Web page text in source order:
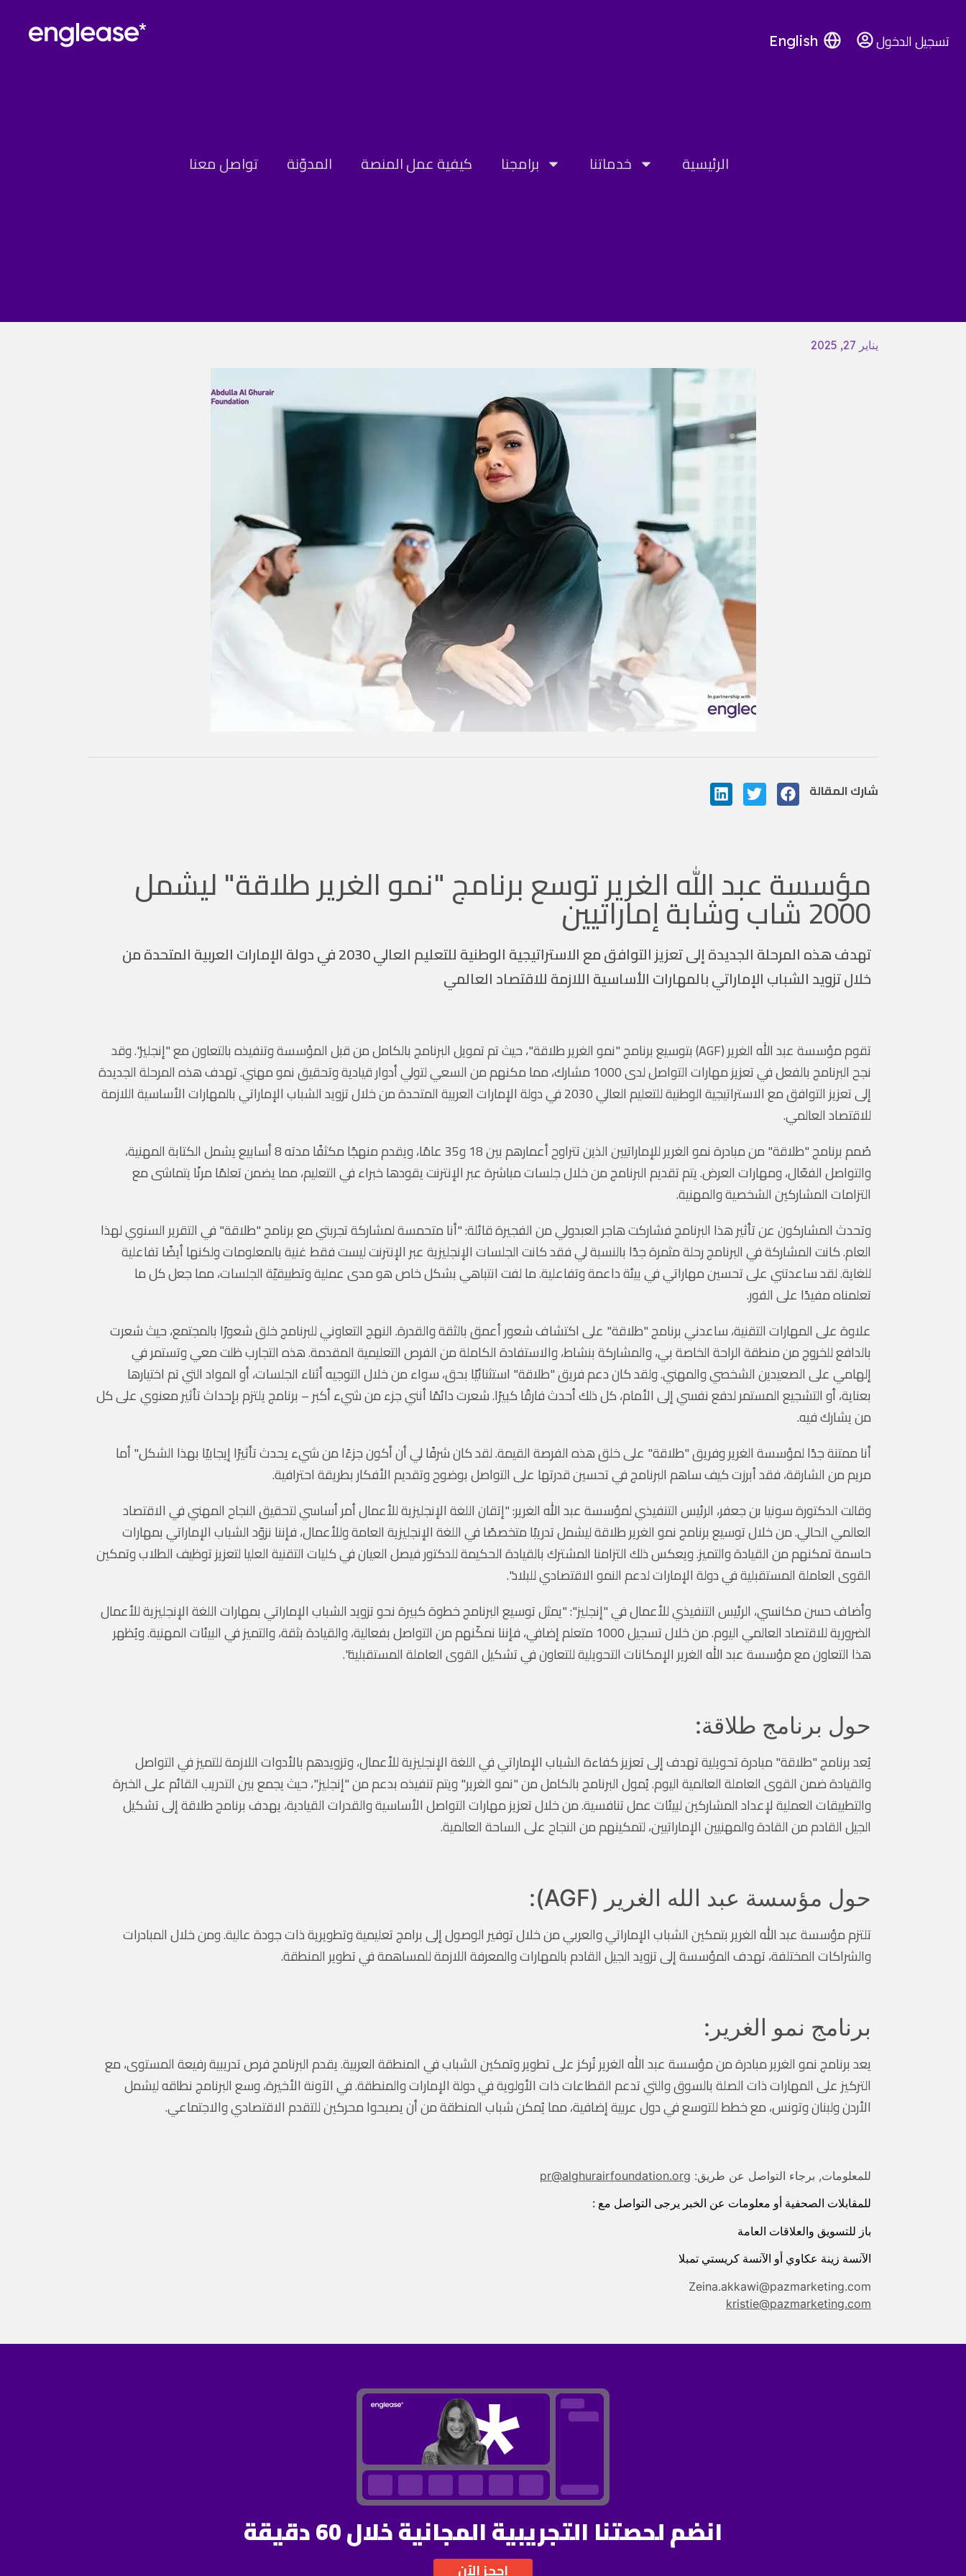
تواصل معنا المدوّنة كيفية عمل المنصة برامجنا خدماتنا الرئيسية
English تسجيل الدخول
يناير 27, 2025
شارك المقالة
مؤسسة عبد الله الغرير توسع برنامج "نمو الغرير طلاقة" ليشمل
2000 شاب وشابة إماراتيين
تهدف هذه المرحلة الجديدة إلى تعزيز التوافق مع الاستراتيجية الوطنية للتعليم العالي 2030 في دولة الإمارات العربية المتحدة من
خلال تزويد الشباب الإماراتي بالمهارات الأساسية اللازمة للاقتصاد العالمي
تقوم مؤسسة عبد الله الغرير (AGF) بتوسيع برنامج "نمو الغرير طلاقة"، حيث تم تمويل البرنامج بالكامل من قبل المؤسسة وتنفيذه بالتعاون مع "إنجليز". وقد
نجح البرنامج بالفعل في تعزيز مهارات التواصل لدى 1000 مشارك، مما مكنهم من السعي لتولي أدوار قيادية وتحقيق نمو مهني. تهدف هذه المرحلة الجديدة
إلى تعزيز التوافق مع الاستراتيجية الوطنية للتعليم العالي 2030 في دولة الإمارات العربية المتحدة من خلال تزويد الشباب الإماراتي بالمهارات الأساسية اللازمة
للاقتصاد العالمي.
صُمم برنامج "طلاقة" من مبادرة نمو الغرير للإماراتيين الذين تتراوح أعمارهم بين 18 و35 عامًا، ويقدم منهجًا مكثفًا مدته 8 أسابيع يشمل الكتابة المهنية،
والتواصل الفعّال، ومهارات العرض. يتم تقديم البرنامج من خلال جلسات مباشرة عبر الإنترنت يقودها خبراء في التعليم، مما يضمن تعلمًا مرنًا يتماشى مع
التزامات المشاركين الشخصية والمهنية.
وتحدث المشاركون عن تأثير هذا البرنامج فشاركت هاجر العبدولي من الفجيرة قائلة: "أنا متحمسة لمشاركة تجربتي مع برنامج "طلاقة" في التقرير السنوي لهذا
العام. كانت المشاركة في البرنامج رحلة مثمرة جدًا بالنسبة لي فقد كانت الجلسات الإنجليزية عبر الإنترنت ليست فقط غنية بالمعلومات ولكنها أيضًا تفاعلية
للغاية. لقد ساعدتني على تحسين مهاراتي في بيئة داعمة وتفاعلية. ما لفت انتباهي بشكل خاص هو مدى عملية وتطبيقيّة الجلسات، مما جعل كل ما
تعلمناه مفيدًا على الفور.
علاوة على المهارات التقنية، ساعدني برنامج "طلاقة" على اكتشاف شعور أعمق بالثقة والقدرة. النهج التعاوني للبرنامج خلق شعورًا بالمجتمع، حيث شعرت
بالدافع للخروج من منطقة الراحة الخاصة بي، والمشاركة بنشاط، والاستفادة الكاملة من الفرص التعليمية المقدمة. هذه التجارب ظلت معي وتستمر في
إلهامي على الصعيدين الشخصي والمهني. ولقد كان دعم فريق "طلاقة" استثنائيًا بحق، سواء من خلال التوجيه أثناء الجلسات، أو المواد التي تم اختيارها
بعناية، أو التشجيع المستمر لدفع نفسي إلى الأمام، كل ذلك أحدث فارقًا كبيرًا. شعرت دائمًا أنني جزء من شيء أكبر – برنامج يلتزم بإحداث تأثير معنوي على كل
من يشارك فيه.
أنا ممتنة جدًا لمؤسسة الغرير وفريق "طلاقة" على خلق هذه الفرصة القيمة. لقد كان شرفًا لي أن أكون جزءًا من شيء يحدث تأثيرًا إيجابيًا بهذا الشكل." أما
مريم من الشارقة، فقد أبرزت كيف ساهم البرنامج في تحسين قدرتها على التواصل بوضوح وتقديم الأفكار بطريقة احترافية.
وقالت الدكتورة سونيا بن جعفر، الرئيس التنفيذي لمؤسسة عبد الله الغرير: "إتقان اللغة الإنجليزية للأعمال أمر أساسي لتحقيق النجاح المهني في الاقتصاد
العالمي الحالي. من خلال توسيع برنامج نمو الغرير طلاقة ليشمل تدريبًا متخصصًا في اللغة الإنجليزية العامة وللأعمال، فإننا نزوّد الشباب الإماراتي بمهارات
حاسمة تمكنهم من القيادة والتميز. ويعكس ذلك التزامنا المشترك بالقيادة الحكيمة للدكتور فيصل العيان في كليات التقنية العليا لتعزيز توظيف الطلاب وتمكين
القوى العاملة المستقبلية في دولة الإمارات لدعم النمو الاقتصادي للبلاد".
وأضاف حسن مكانسي، الرئيس التنفيذي للأعمال في "إنجليز": "يمثل توسيع البرنامج خطوة كبيرة نحو تزويد الشباب الإماراتي بمهارات اللغة الإنجليزية للأعمال
الضرورية للاقتصاد العالمي اليوم. من خلال تسجيل 1000 متعلم إضافي، فإننا نمكّنهم من التواصل بفعالية، والقيادة بثقة، والتميز في البيئات المهنية. ويُظهر
هذا التعاون مع مؤسسة عبد الله الغرير الإمكانات التحويلية للتعاون في تشكيل القوى العاملة المستقبلية".
حول برنامج طلاقة:
يُعد برنامج "طلاقة" مبادرة تحويلية تهدف إلى تعزيز كفاءة الشباب الإماراتي في اللغة الإنجليزية للأعمال، وتزويدهم بالأدوات اللازمة للتميز في التواصل
والقيادة ضمن القوى العاملة العالمية اليوم. يُمول البرنامج بالكامل من "نمو الغرير" ويتم تنفيذه بدعم من "إنجليز"، حيث يجمع بين التدريب القائم على الخبرة
والتطبيقات العملية لإعداد المشاركين لبيئات عمل تنافسية. من خلال تعزيز مهارات التواصل الأساسية والقدرات القيادية، يهدف برنامج طلاقة إلى تشكيل
الجيل القادم من القادة والمهنيين الإماراتيين، لتمكينهم من النجاح على الساحة العالمية.
حول مؤسسة عبد الله الغرير (AGF):
تلتزم مؤسسة عبد الله الغرير بتمكين الشباب الإماراتي والعربي من خلال توفير الوصول إلى برامج تعليمية وتطويرية ذات جودة عالية. ومن خلال المبادرات
والشراكات المختلفة، تهدف المؤسسة إلى تزويد الجيل القادم بالمهارات والمعرفة اللازمة للمساهمة في تطوير المنطقة.
برنامج نمو الغرير:
يعد برنامج نمو الغرير مبادرة من مؤسسة عبد الله الغرير تُركز على تطوير وتمكين الشباب في المنطقة العربية. يقدم البرنامج فرص تدريبية رفيعة المستوى، مع
التركيز على المهارات ذات الصلة بالسوق والتي تدعم القطاعات ذات الأولوية في دولة الإمارات والمنطقة. في الآونة الأخيرة، وسع البرنامج نطاقه ليشمل
الأردن ولبنان وتونس، مع خطط للتوسع في دول عربية إضافية، مما يُمكن شباب المنطقة من أن يصبحوا محركين للتقدم الاقتصادي والاجتماعي.
للمعلومات, برجاء التواصل عن طريق: pr@alghurairfoundation.org
للمقابلات الصحفية أو معلومات عن الخبر يرجى التواصل مع :
باز للتسويق والعلاقات العامة
الآنسة زينة عكاوي أو الآنسة كريستي تمبلا
Zeina.akkawi@pazmarketing.com
kristie@pazmarketing.com
انضم لحصتنا التجريبية المجانية خلال 60 دقيقة
احجز الآن